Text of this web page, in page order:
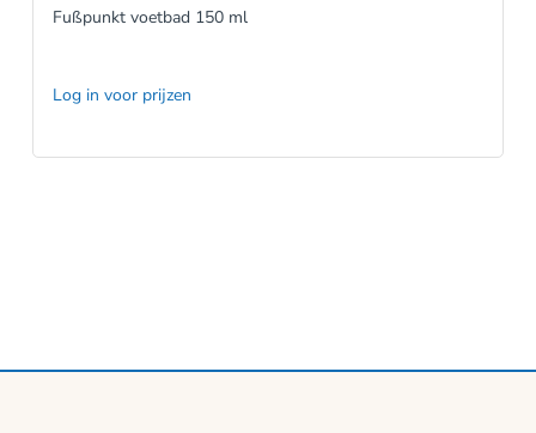
Fußpunkt voetbad 150 ml
Log in voor prijzen